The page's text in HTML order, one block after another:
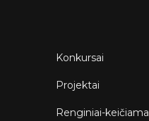
Konkursai
Projektai
Renginiai-keičiama